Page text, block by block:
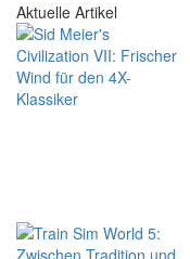
Aktuelle Artikel